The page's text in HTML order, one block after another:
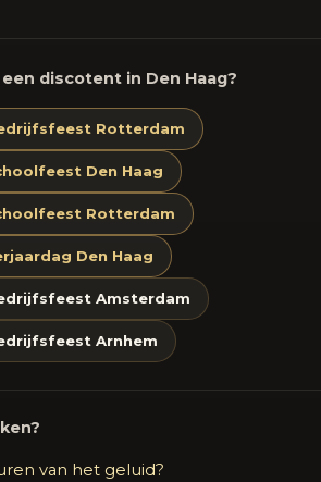
discotent in Den Haag?
Rotterdam
Den Haag
Rotterdam
Den Haag
Amsterdam
Arnhem
van het geluid?